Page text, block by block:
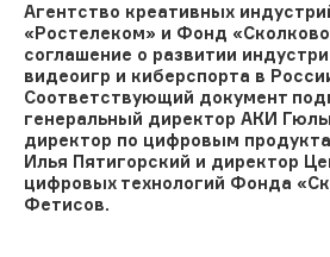
Агентство креативных
«Ростелеком» и Фонд
соглашение о развитии
видеоигр и киберспорта в
Соответствующий документ
генеральный директор АКИ
директор по цифровым
Илья Пятигорский и директор
цифровых технологий Фонда
Фетисов.